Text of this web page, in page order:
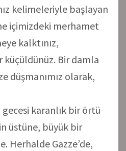
kelimeleriyle başlayan
içimizdeki merhamet
kalktınız,
küçüldünüz. Bir damla
düşmanımız olarak,
karanlık bir örtü
üstüne, büyük bir
Herhalde Gazze’de,